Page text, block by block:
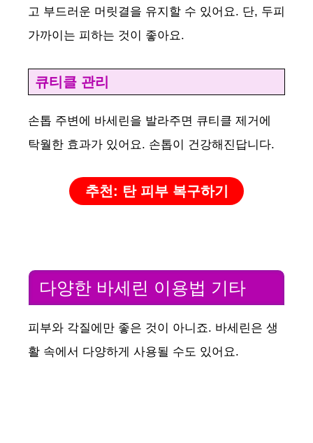
고 부드러운 머릿결을 유지할 수 있어요. 단, 두피
가까이는 피하는 것이 좋아요.
큐티클 관리
손톱 주변에 바세린을 발라주면 큐티클 제거에
탁월한 효과가 있어요. 손톱이 건강해진답니다.
추천: 탄 피부 복구하기
다양한 바세린 이용법 기타
피부와 각질에만 좋은 것이 아니죠. 바세린은 생
활 속에서 다양하게 사용될 수도 있어요.